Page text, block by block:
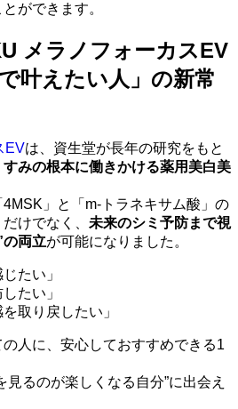
ができます。
メラノフォーカスEV
叶えたい人」の新常
EVは、資生堂が長年の研究をもと
すみの根本に働きかける薬用美白美
」と「m-トラネキサム酸」の
けでなく、 未来のシミ予防まで視
の両立が可能になりました。
たい」
たい」
取り戻したい」
人に、安心しておすすめできる1
見るのが楽しくなる自分”に出会え